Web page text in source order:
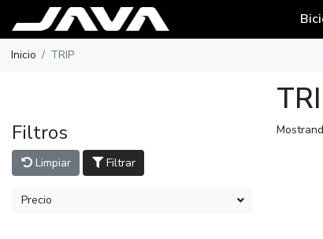
Inicio TRIP
Filtros
Limpiar Filtrar
Precio